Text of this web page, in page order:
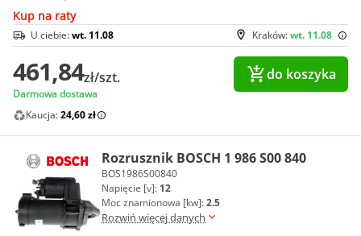
Kup na raty
Kraków:wt. 11.08
U ciebie:wt. 11.08
461,84zł/szt.
Darmowa dostawa
do koszyka
Kaucja:24,60 zł
Rozrusznik BOSCH 1 986 S00 840
BOS1986S00840
Napięcie [v]: 12
Moc znamionowa [kw]:2.5
Rozwiń więcej danych